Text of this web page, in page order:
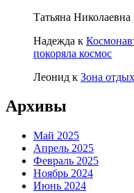
Татьяна Николаевна
Надежда к
покоряла космос
Леонид к Зона
Архивы
Май 2025
Апрель 2025
Февраль 2025
Ноябрь 2024
Июнь 2024